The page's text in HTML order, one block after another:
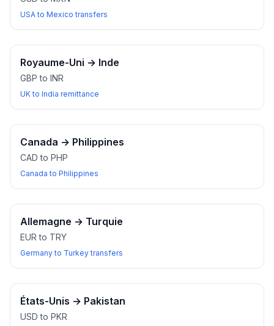
USA to Mexico transfers
Royaume-Uni → Inde
GBP to INR
UK to India remittance
Canada → Philippines
CAD to PHP
Canada to Philippines
Allemagne → Turquie
EUR to TRY
Germany to Turkey transfers
États-Unis → Pakistan
USD to PKR